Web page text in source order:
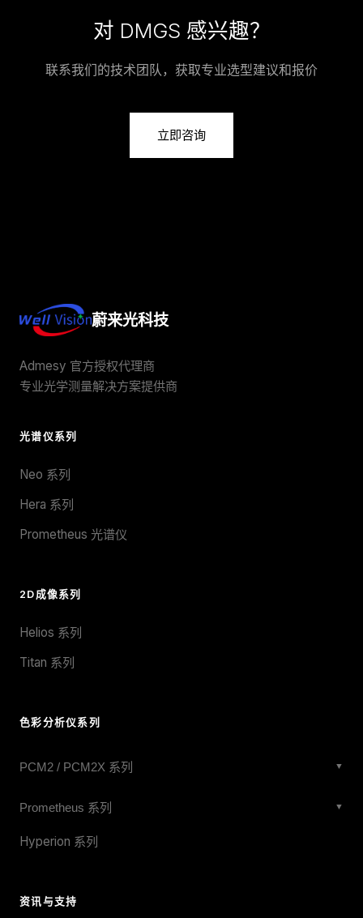
对 DMGS 感兴趣？
联系我们的技术团队，获取专业选型建议和报价
立即咨询
蔚来光科技
Admesy 官方授权代理商
专业光学测量解决方案提供商
光谱仪系列
Neo 系列
Hera 系列
Prometheus 光谱仪
2D成像系列
Helios 系列
Titan 系列
色彩分析仪系列
PCM2 / PCM2X 系列 ▼
Prometheus 系列 ▼
Prometheus 27mm Wide-Angle
Prometheus 20mm
Hyperion 系列
资讯与支持